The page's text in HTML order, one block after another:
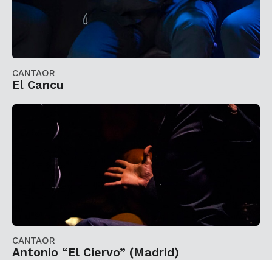
CANTAOR
El Cancu
CANTAOR
Antonio “El Ciervo” (Madrid)